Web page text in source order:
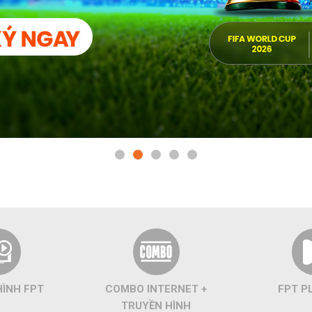
FPT
COMBO INTERNET +
TRUYỀN HÌNH
FPT